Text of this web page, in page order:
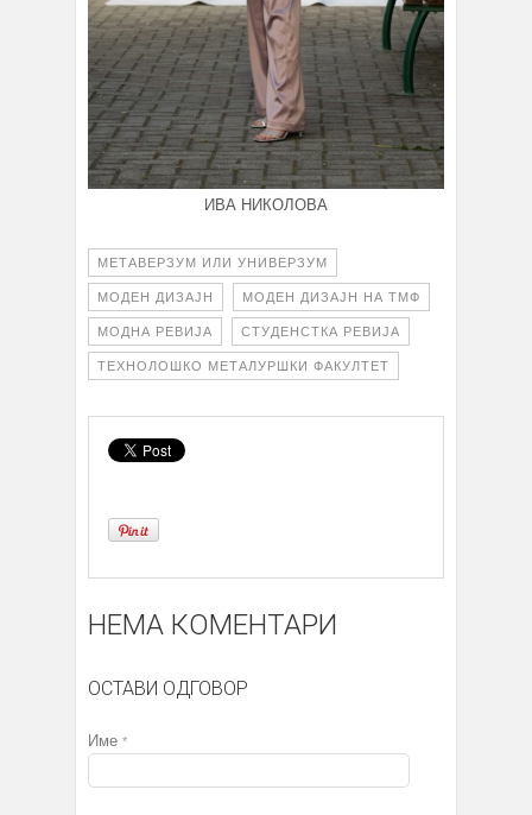
ИВА НИКОЛОВА
МЕТАВЕРЗУМ ИЛИ УНИВЕРЗУМ
МОДЕН ДИЗАЈН МОДЕН ДИЗАЈН НА ТМФ
МОДНА РЕВИЈА СТУДЕНСТКА РЕВИЈА
ТЕХНОЛОШКО МЕТАЛУРШКИ ФАКУЛТЕТ
НЕМА КОМЕНТАРИ
ОСТАВИ ОДГОВОР
Име *